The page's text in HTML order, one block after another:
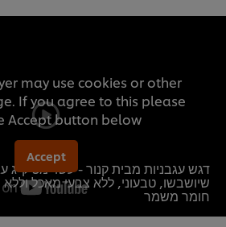
may use cookies or other
If you agree to this please
Accept button below.
Accept
דגש עגבניות מבית
שיושבשו, טבעוני, ללא צבעי מאכל
חומר משמר